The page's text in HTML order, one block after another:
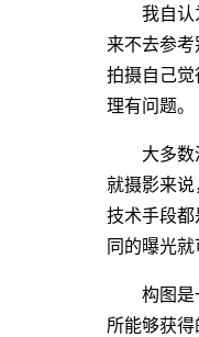
我自
来不去参
拍摄自己
理有问题。
大多
就摄影来
技术手段
同的曝光
构图
所能够获